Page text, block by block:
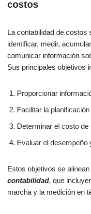
costos
La contabilidad de costos
identificar, medir,
comunicar información
Sus principales objetivos
Proporcionar
Facilitar la
Determinar el costo
Evaluar el desempeño
Estos objetivos se
contabilidad, que
marcha y la medición en